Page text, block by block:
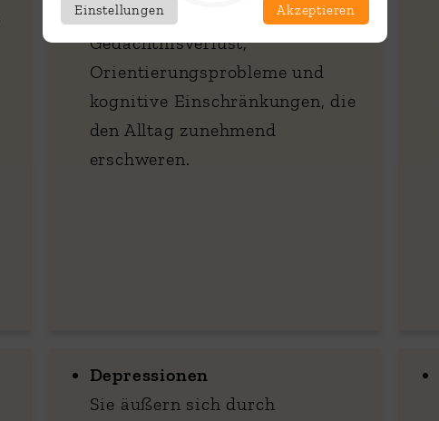
Einstellungen Akzeptieren
Sie zeigt sich durch
Gedächtnisverlust,
Orientierungsprobleme und
kognitive Einschränkungen, die
den Alltag zunehmend
erschweren.
Depressionen
Sie äußern sich durch